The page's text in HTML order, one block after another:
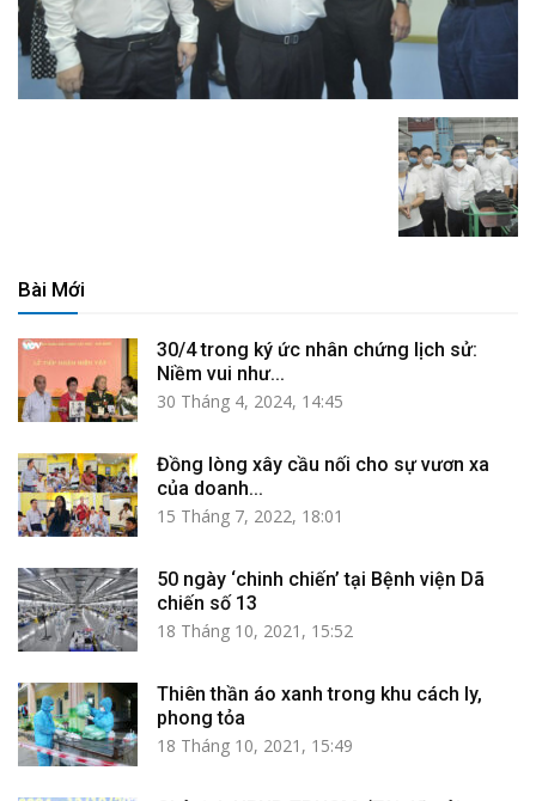
Bài Mới
30/4 trong ký ức nhân chứng lịch sử:
Niềm vui như...
30 Tháng 4, 2024, 14:45
Đồng lòng xây cầu nối cho sự vươn xa
của doanh...
15 Tháng 7, 2022, 18:01
50 ngày ‘chinh chiến’ tại Bệnh viện Dã
chiến số 13
18 Tháng 10, 2021, 15:52
Thiên thần áo xanh trong khu cách ly,
phong tỏa
18 Tháng 10, 2021, 15:49